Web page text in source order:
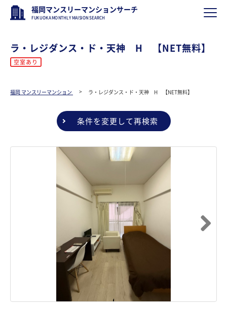
福岡マンスリーマンションサーチ
FUKUOKA MONTHLY MAISION SEARCH
ラ・レジダンス・ド・天神 H 【NET無料】
空室あり
福岡 マンスリーマンション ラ・レジダンス・ド・天神 H 【NET無料】
条件を変更して再検索